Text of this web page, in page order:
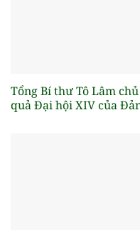
Tổng Bí thư Tô Lâm
quả Đại hội XIV của